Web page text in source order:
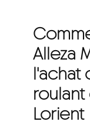
Alleza
l'achat
Lorient